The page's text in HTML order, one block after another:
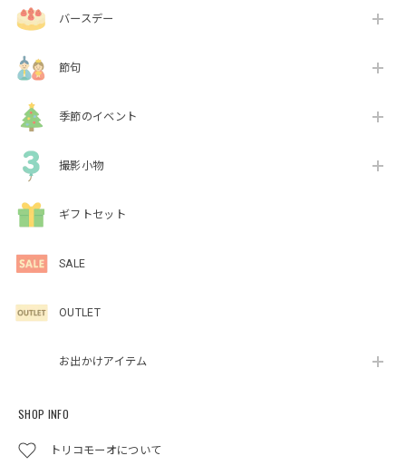
バースデー
節句
季節のイベント
撮影小物
ギフトセット
SALE
OUTLET
お出かけアイテム
SHOP INFO
トリコモーオについて